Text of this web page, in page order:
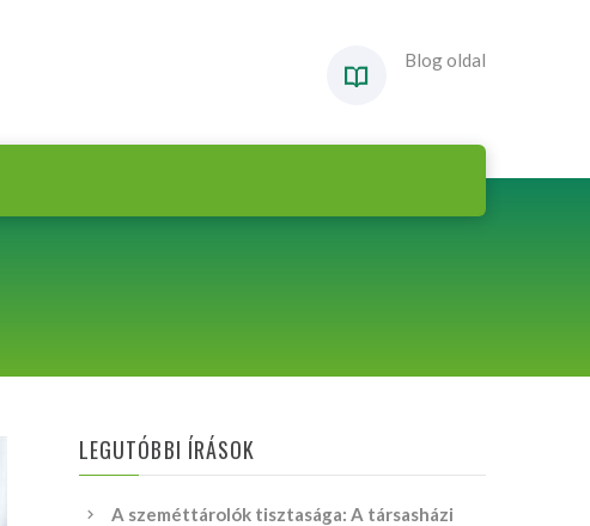
Blog oldal
LEGUTÓBBI ÍRÁSOK
A szeméttárolók tisztasága: A társasházi